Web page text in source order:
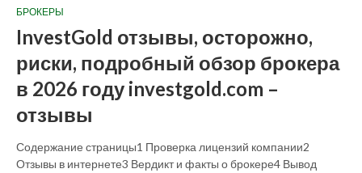
БРОКЕРЫ
InvestGold отзывы, осторожно,
риски, подробный обзор брокера
в 2026 году investgold.com –
отзывы
Содержание страницы1 Проверка лицензий компании2
Отзывы в интернете3 Вердикт и факты о брокере4 Вывод